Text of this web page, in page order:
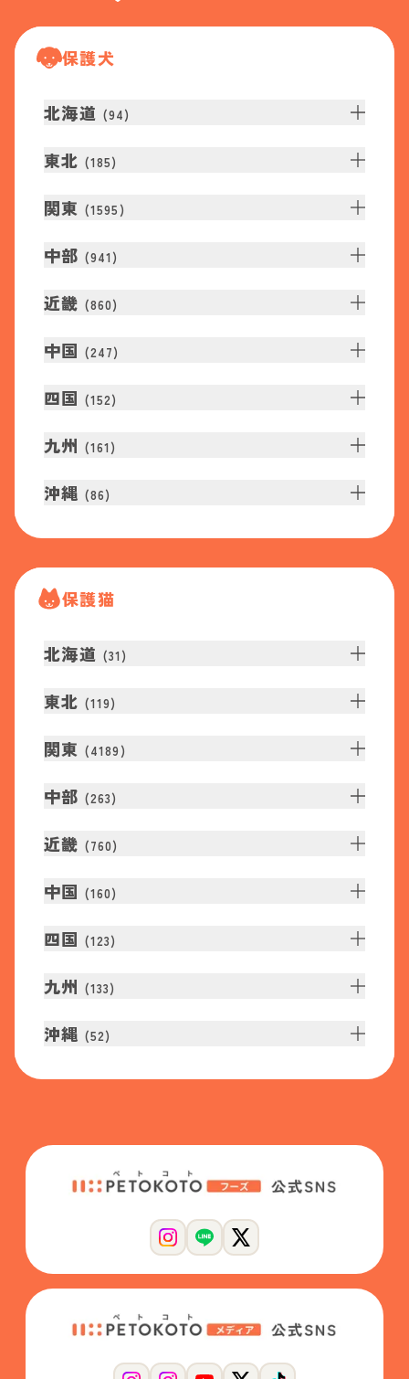
保護犬
北海道 (94)
東北 (185)
関東 (1595 )
中部 (941 )
近畿 (860)
中国 (247)
四国 (152)
九州 (161 )
沖縄 (86)
保護猫
北海道 (31 )
東北 (119)
関東 (4189 )
中部 (263)
近畿 (760)
中国 (160)
四国 (123)
九州 (133)
沖縄 (52)